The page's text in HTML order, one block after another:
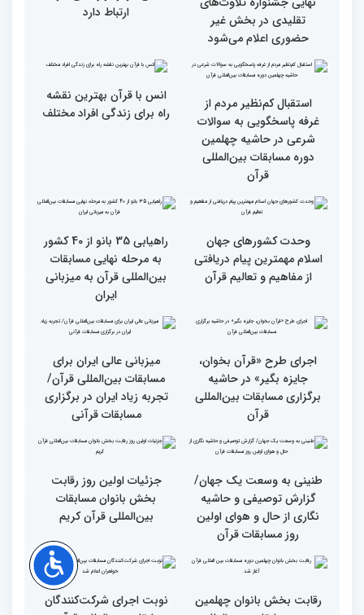
مسابقات بین المللی قرآن
کریم از باغ موزه دفاع
مقدس(بخش اول)
بین‌المللی قرآن کریم
گزارش تصویری اولین روز
رقابت بخش بانوان چهلمین
دوره مسابقات بین المللی
قرآن کریم (بخش دوم)
گزارش تصویری اولین روز
نهایی جشنواره تلاوت‌های
تقلیدی در بخش غیر
حضوری اعلام می‌شود
محتوای قرآن با نظامات
غیبی موثر بر زندگی افراد
ارتباط دارد
غرفه پاسخگویی به سوالات
شرعی در حاشیه چهلمین
دوره مسابقات بین‌المللی
قرآن
انس با قرآن بهترین نقشه
راه برای زندگی افراد مختلف
وحدت کشورهای جهان
اسلام مهمترین پیام دریافتی
از مفاهیم و تعالیم قرآن
راهیابی 35 بانو از 40 کشور
به مرحله نهایی مسابقات
بین‌المللی قرآن به میزبانی
اجرای طرح «قرآن بخوان،
میزبانی عالی ایران برای